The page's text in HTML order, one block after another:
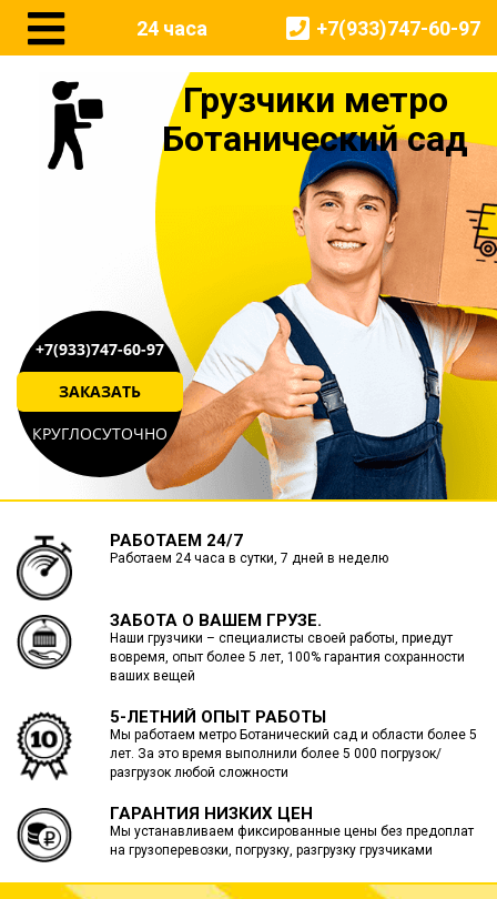
Грузчики метро
Ботанический сад
+7(933)747-60-97
ЗАКАЗАТЬ
КРУГЛОСУТОЧНО
24 часа +7(933)747-60-97
РАБОТАЕМ 24/7
Работаем 24 часа в сутки, 7 дней в неделю
ЗАБОТА О ВАШЕМ ГРУЗЕ.
Наши грузчики – специалисты своей работы, приедут
вовремя, опыт более 5 лет, 100% гарантия сохранности
ваших вещей
5-ЛЕТНИЙ ОПЫТ РАБОТЫ
Мы работаем метро Ботанический сад и области более 5
лет. За это время выполнили более 5 000 погрузок/
разгрузок любой сложности
ГАРАНТИЯ НИЗКИХ ЦЕН
Мы устанавливаем фиксированные цены без предоплат
на грузоперевозки, погрузку, разгрузку грузчиками